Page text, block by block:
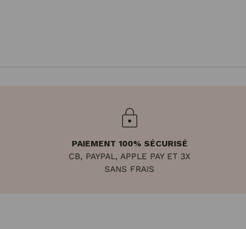
PAIEMENT 100% SÉCURISÉ
CB, PAYPAL, APPLE PAY ET 3X
SANS FRAIS